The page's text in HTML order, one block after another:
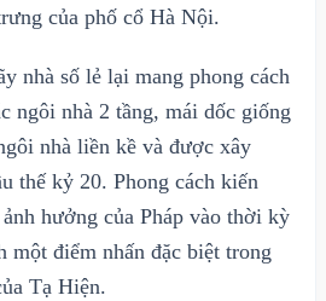
của phố cổ Hà Nội.
nhà số lẻ lại mang phong cách
ngôi nhà 2 tầng, mái dốc giống
nhà liền kề và được xây
thế kỷ 20. Phong cách kiến
hưởng của Pháp vào thời kỳ
một điểm nhấn đặc biệt trong
Tạ Hiện.